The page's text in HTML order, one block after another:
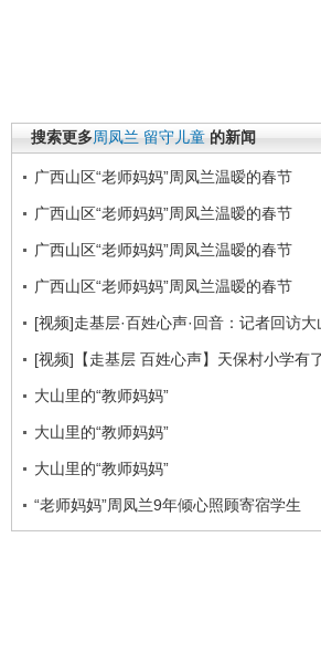
搜索更多周凤兰 留守儿童 的新闻
广西山区“老师妈妈”周凤兰温暧的春节
广西山区“老师妈妈”周凤兰温暧的春节
广西山区“老师妈妈”周凤兰温暧的春节
广西山区“老师妈妈”周凤兰温暧的春节
[视频]走基层·百姓心声·回音：记者回访
[视频]【走基层 百姓心声】天保村小学有
大山里的“教师妈妈”
大山里的“教师妈妈”
大山里的“教师妈妈”
“老师妈妈”周凤兰9年倾心照顾寄宿学生